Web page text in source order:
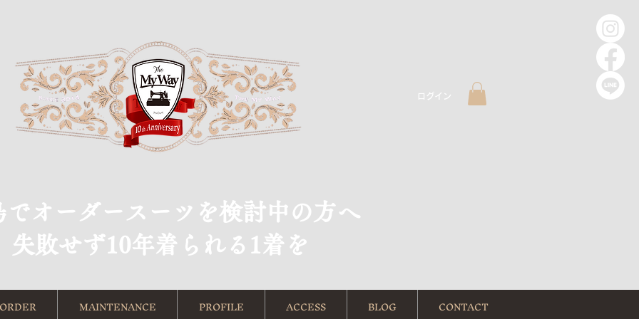
でオーダースーツを検討中の方へ
​失敗せず10年着られる1着を
ORDER MAINTENANCE PROFILE ACCESS BLOG CONTACT
ログイン